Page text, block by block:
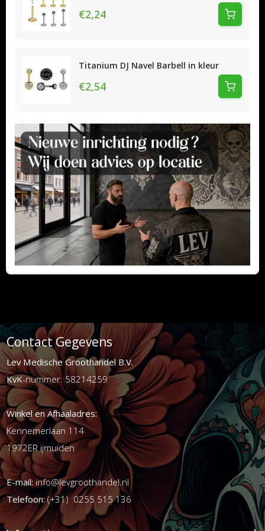
€2,24
Titanium DJ Navel Barbell in kleur
€2,54
Contact Gegevens
Lev Medische Groothandel B.V.
KvK-nummer: 58214259
Winkel en Afhaaladres:
Kennemerlaan 114
1972ER ijmuiden
E-mail:info@levgroothandel.nl
Telefoon:(+31) 0255 515 136